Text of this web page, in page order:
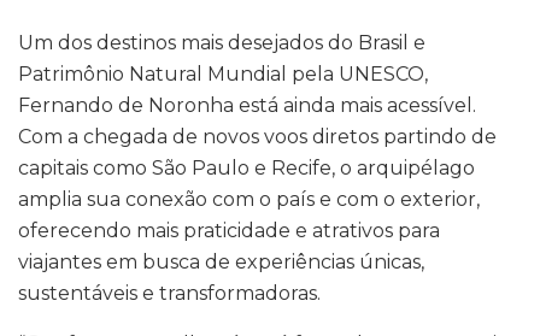
Um dos destinos mais desejados do Brasil e
Patrimônio Natural Mundial pela UNESCO,
Fernando de Noronha está ainda mais acessível.
Com a chegada de novos voos diretos partindo de
capitais como São Paulo e Recife, o arquipélago
amplia sua conexão com o país e com o exterior,
oferecendo mais praticidade e atrativos para
viajantes em busca de experiências únicas,
sustentáveis e transformadoras.